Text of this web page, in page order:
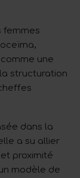
femmes
une
structuration
dans la
a su allier
proximité
modèle de